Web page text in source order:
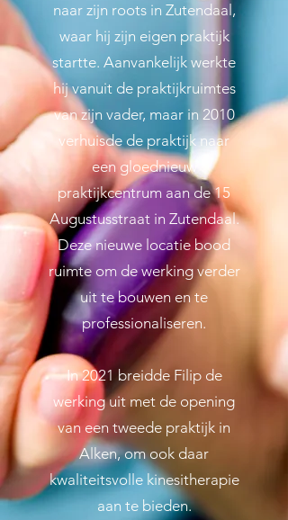
naar zijn roots in Zutendaal,
waar hij zijn eigen praktijk
startte. Aanvankelijk werkte
hij vanuit de praktijkruimtes
van zijn vader, maar in 2010
verhuisde de praktijk naar
een gloednieuw
praktijkcentrum aan de 15
Augustusstraat in Zutendaal.
Deze nieuwe locatie bood
ruimte om de werking verder
uit te bouwen en te
professionaliseren.
In 2021 breidde Filip de
werking uit met de opening
van een tweede praktijk in
Alken, om ook daar
kwaliteitsvolle kinesitherapie
aan te bieden.